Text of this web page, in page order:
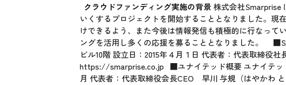
クラウドファンディング実施の背景株式会社Smarprise
いくするプロジェクトを開始することとなりました。現
けできるよう、また今後は情報発信も積極的に行なって
ングを活用し多くの応援を募ることとなりました。
ビル10階 設立日：2015年４月１日 代表者：代表取締役
https://smarprise.co.jp ■ユナイテッド概要 ユナイテッ
月 代表者：代表取締役会長CEO 早川 与規（はやかわ と